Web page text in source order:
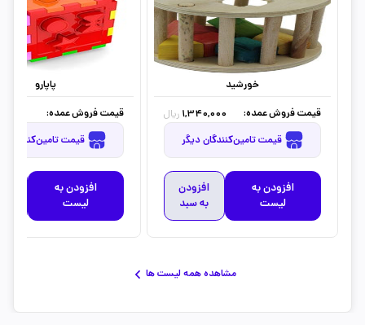
خورشید
قیمت فروش عمده:
1,340,000 ریال
قیمت تامین‌کنندگان دیگر
افزودن به
لیست
افزودن
به سبد
پاپارو
قیمت فروش عمده:
قیمت تامین‌کنندگان دیگر
افزودن به
لیست
مشاهده همه لیست ها